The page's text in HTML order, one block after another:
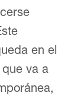
en el
va a